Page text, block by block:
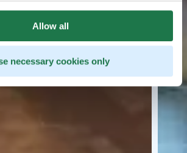
Allow all
necessary cookies only